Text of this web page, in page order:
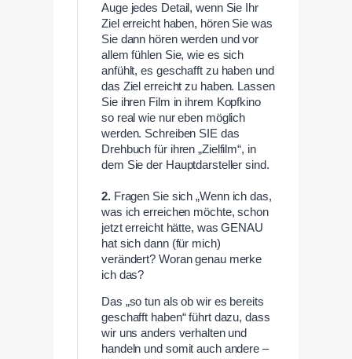
Auge jedes Detail, wenn Sie Ihr
Ziel erreicht haben, hören Sie was
Sie dann hören werden und vor
allem fühlen Sie, wie es sich
anfühlt, es geschafft zu haben und
das Ziel erreicht zu haben. Lassen
Sie ihren Film in ihrem Kopfkino
so real wie nur eben möglich
werden. Schreiben SIE das
Drehbuch für ihren „Zielfilm“, in
dem Sie der Hauptdarsteller sind.
2.Fragen Sie sich „Wenn ich das,
was ich erreichen möchte, schon
jetzt erreicht hätte, was GENAU
hat sich dann (für mich)
verändert? Woran genau merke
ich das?
Das „so tun als ob wir es bereits
geschafft haben“ führt dazu, dass
wir uns anders verhalten und
handeln und somit auch andere –